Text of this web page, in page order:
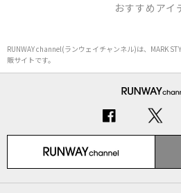
おすすめアイ
RUNWAY channel(ランウェイチャンネル)は、MARK
販サイトです。